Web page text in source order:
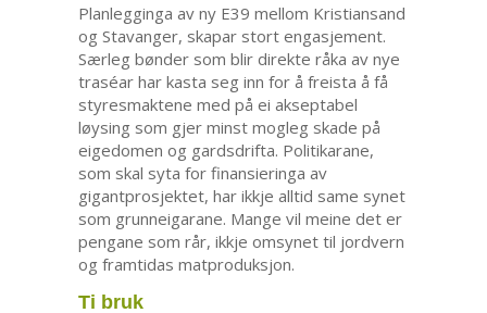
Planlegginga av ny E39 mellom Kristiansand
og Stavanger, skapar stort engasjement.
Særleg bønder som blir direkte råka av nye
traséar har kasta seg inn for å freista å få
styresmaktene med på ei akseptabel
løysing som gjer minst mogleg skade på
eigedomen og gardsdrifta. Politikarane,
som skal syta for finansieringa av
gigantprosjektet, har ikkje alltid same synet
som grunneigarane. Mange vil meine det er
pengane som rår, ikkje omsynet til jordvern
og framtidas matproduksjon.
Ti bruk